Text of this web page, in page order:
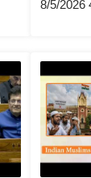
8/5/2026